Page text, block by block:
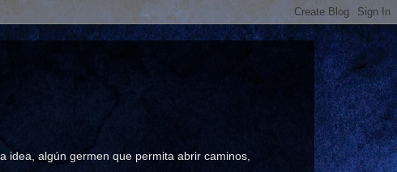
idea, algún germen que permita abrir caminos,